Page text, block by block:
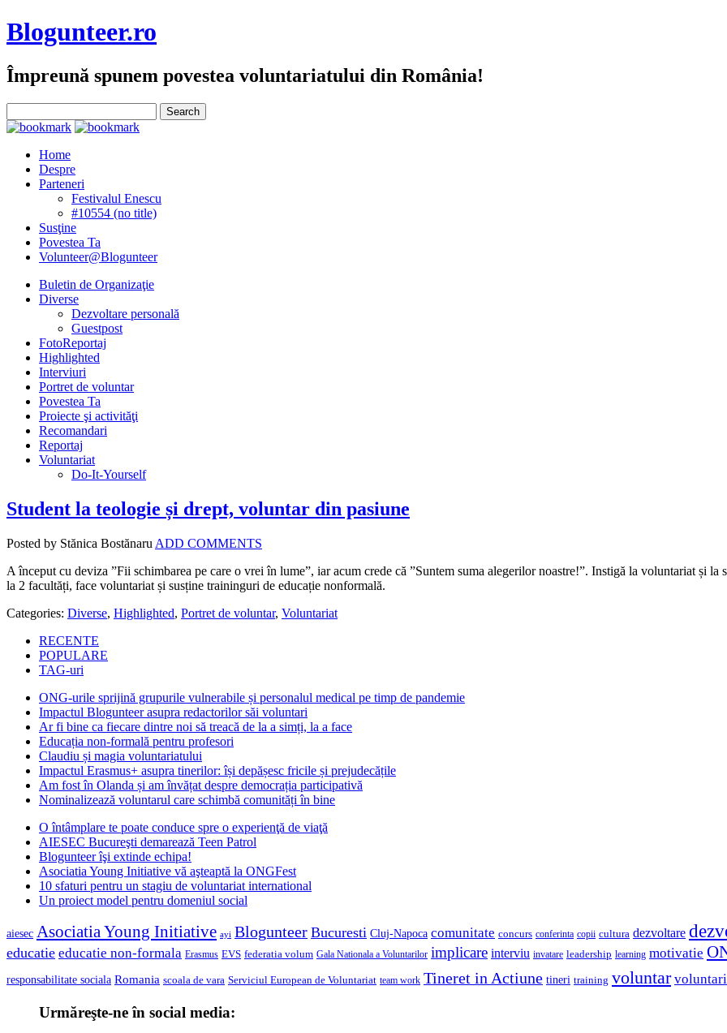
Blogunteer.ro
Împreună spunem povestea voluntariatului din România!
Home
Despre
Parteneri
Festivalul Enescu
#10554 (no title)
Susţine
Povestea Ta
Volunteer@Blogunteer
Buletin de Organizaţie
Diverse
Dezvoltare personală
Guestpost
FotoReportaj
Highlighted
Interviuri
Portret de voluntar
Povestea Ta
Proiecte şi activităţi
Recomandari
Reportaj
Voluntariat
Do-It-Yourself
Student la teologie și drept, voluntar din pasiune
Posted by Stănica Bostănaru ADD COMMENTS
A început cu deviza ”Fii schimbarea pe care o vrei în lume”, iar acum crede că ”Suntem suma alegerilor noastre!”. Instigă la voluntariat și
la 2 facultăți, face voluntariat și susține traininguri de educație nonformală.
Categories: Diverse, Highlighted, Portret de voluntar, Voluntariat
RECENTE
POPULARE
TAG-uri
ONG-urile sprijină grupurile vulnerabile și personalul medical pe timp de pandemie
Impactul Blogunteer asupra redactorilor săi voluntari
Ar fi bine ca fiecare dintre noi să treacă de la a simți, la a face
Educația non-formală pentru profesori
Claudiu și magia voluntariatului
Impactul Erasmus+ asupra tinerilor: își depășesc fricile și prejudecățile
Am fost în Olanda și am învățat despre democrația participativă
Nominalizează voluntarul care schimbă comunități în bine
O întâmplare te poate conduce spre o experienţă de viaţă
AIESEC Bucureşti demarează Teen Patrol
Blogunteer îşi extinde echipa!
Asociatia Young Initiative vă aşteaptă la ONGFest
10 sfaturi pentru un stagiu de voluntariat international
Un proiect model pentru domeniul social
aiesec Asociatia Young Initiative ayi Blogunteer Bucuresti Cluj-Napoca comunitate concurs conferinta copii cultura dezvoltare
educatie educatie non-formala Erasmus EVS federatia volum Gala Nationala a Voluntarilor implicare interviu invatare leadership learning motivatie
responsabilitate sociala Romania scoala de vara Serviciul European de Voluntariat team work Tineret in Actiune tineri training voluntar voluntari
Urmăreşte-ne în social media: